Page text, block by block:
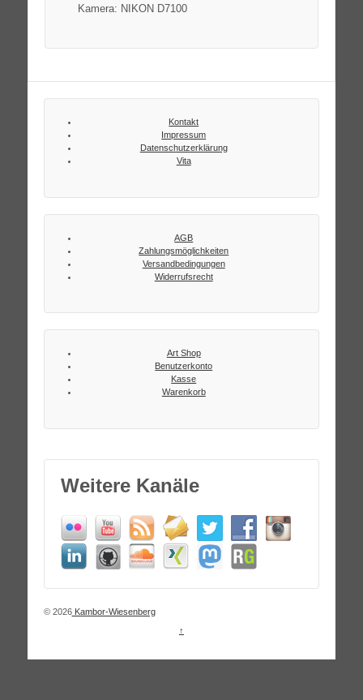
Kamera: NIKON D7100
Kontakt
Impressum
Datenschutzerklärung
Vita
AGB
Zahlungsmöglichkeiten
Versandbedingungen
Widerrufsrecht
Art Shop
Benutzerkonto
Kasse
Warenkorb
Weitere Kanäle
© 2026Kambor-Wiesenberg
↑